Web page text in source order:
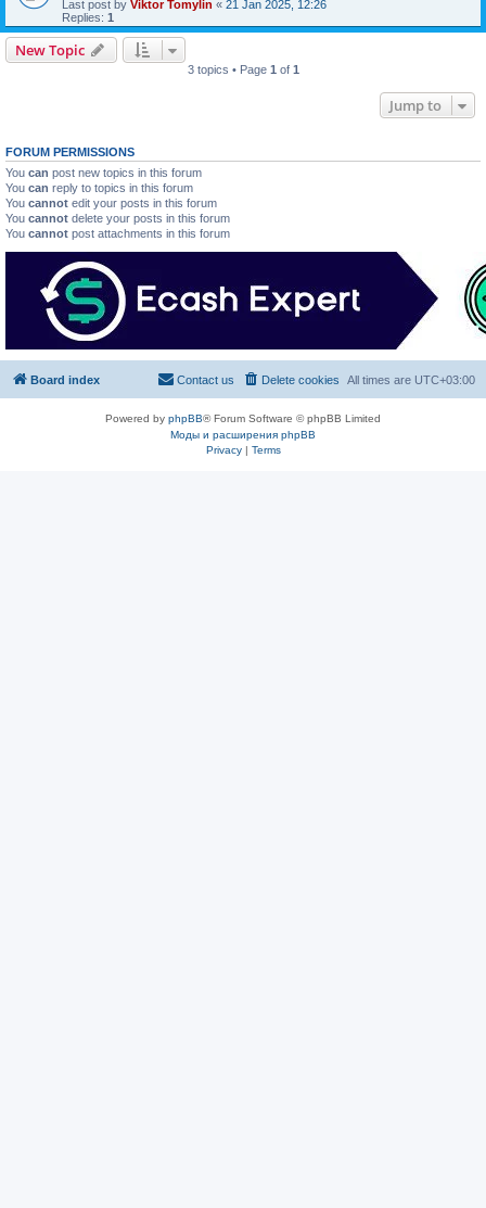
Last post by Viktor Tomylin « 21 Jan 2025, 12:26
Replies: 1
New Topic
3 topics • Page 1 of 1
Jump to
FORUM PERMISSIONS
You can post new topics in this forum
You can reply to topics in this forum
You cannot edit your posts in this forum
You cannot delete your posts in this forum
You cannot post attachments in this forum
Board index All times are UTC+03:00
Delete cookies
Contact us
Powered by phpBB® Forum Software © phpBB Limited
Моды и расширения phpBB
Privacy| Terms